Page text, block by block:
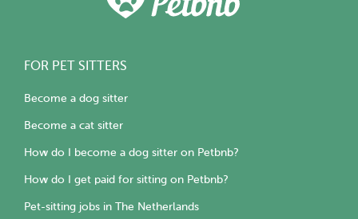
FOR PET SITTERS
Become a dog sitter
Become a cat sitter
How do I become a dog sitter on Petbnb?
How do I get paid for sitting on Petbnb?
Pet-sitting jobs in The Netherlands